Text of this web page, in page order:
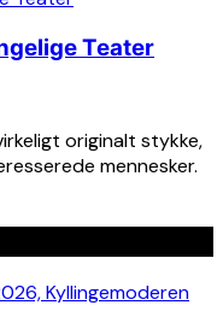
Teater
originalt stykke,
mennesker.